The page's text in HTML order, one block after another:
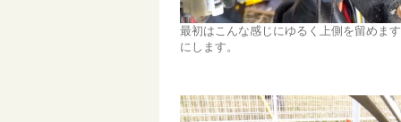
最初はこんな感じにゆるく上側を留めま
にします。